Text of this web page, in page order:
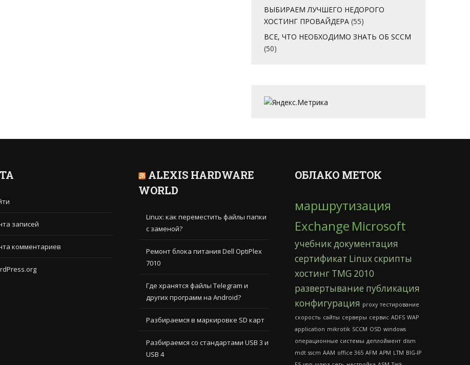
ВЫБИРАЕМ ЛУЧШЕГО НЕДОРОГО
ХОСТИНГ ПРОВАЙДЕРА (55)
ВСЕ, ЧТО НЕОБХОДИМО ЗНАТЬ ОБ SCCM
(50)
записей
комментариев
ALEXIS HARDWARE
WORLD
Linux: как переместить файлы папки
с заменой?
Ремонт блока питания Dell OptiPlex
7010
Где хранятся файлы Telegram и
других программ на Android?
Разбираемся в маркировке SD карт
Разбираемся со стандартами USB 3 и
USB 4
ОБЛАКО МЕТОК
маршрутизация
Exchange Microsoft
учебник документация
сертификат Linuxскрипты
хостинг TMG 2010
развертывание публикация
конфигурация proxy тестирование
скорость сайты серверы сервис ADFS WAP
application mikrotik SCCM OSD windows
операционные системы деплоймент dism
mdt sscm AAM office 365 AFM APM LTM BIG-IP